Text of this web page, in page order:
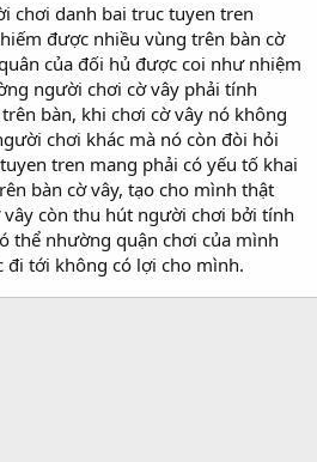
chơi danh bai truc tuyen tren
được nhiều vùng trên bàn cờ
của đối hủ được coi như nhiệm
người chơi cờ vây phải tính
bàn, khi chơi cờ vây nó không
chơi khác mà nó còn đòi hỏi
tren mang phải có yếu tố khai
bàn cờ vây, tạo cho mình thật
vây còn thu hút người chơi bởi tính
thể nhường quận chơi của mình
tới không có lợi cho mình.